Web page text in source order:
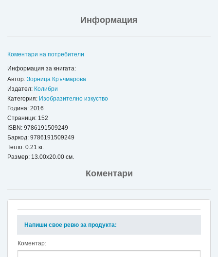
Информация
Коментари на потребители
Информация за книгата:
Автор: Зорница Кръчмарова
Издател: Колибри
Категория: Изобразително изкуство
Година: 2016
Страници: 152
ISBN: 9786191509249
Баркод: 9786191509249
Тегло: 0.21 кг.
Размер: 13.00x20.00 см.
Коментари
Напиши свое ревю за продукта:
Коментар: